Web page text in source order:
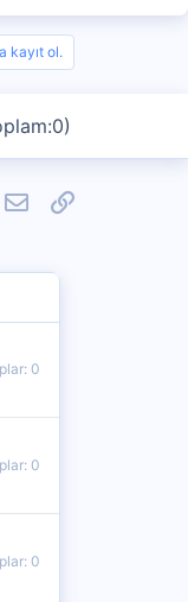
kayıt ol.
E-postaLink
0
0
0